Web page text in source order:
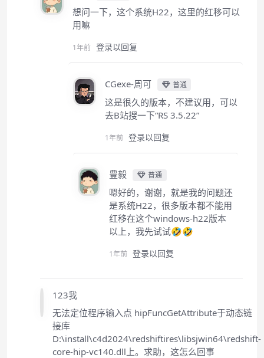
想问一下，这个系统H22，这里的红移可以
用嘛
1年前 登录以回复
CGexe-周可 普通
这是很久的版本，不建议用，可以
去B站搜一下“RS 3.5.22”
1年前 登录以回复
豊毅 普通
嗯好的，谢谢，就是我的问题还
是系统H22，很多版本都不能用
红移在这个windows-h22版本
以上，我先试试🤣🤣
1年前 登录以回复
123我
无法定位程序输入点 hipFuncGetAttribute于动态链
接库
D:\install\c4d2024\redshiftires\libsjwin64\redshift-
core-hip-vc140.dll上。求助，这怎么回事